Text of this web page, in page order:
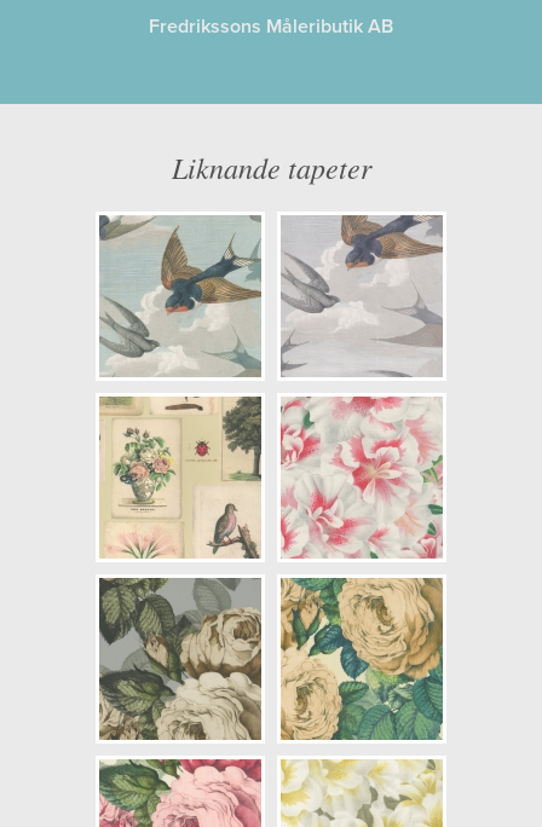
Tillverkare: Designers Guild
Information
Egenskaper: Limma på väggen
Opacitet: Låg
Längd x Bredd: 10,00 x 0,52
Mönsterhöjd: 0,52
Artikelnummer: PJD6001-02
NCS Bottenkulör: S2005-G
Färg: Blå, Grön, Beige, Turkos,
Rosa, Brun, Röd, Grå, Svartaktig
Mönster: Rutig, Blommig, Växter,
Träd, Fjärilar, Fåglar
Struktur: Slät, Metallic
Cirkapris: 1290,00 kr
(Kontakta din färghandlare för
exakt pris.)
Fredrikssons Måleributik AB
Liknande tapeter